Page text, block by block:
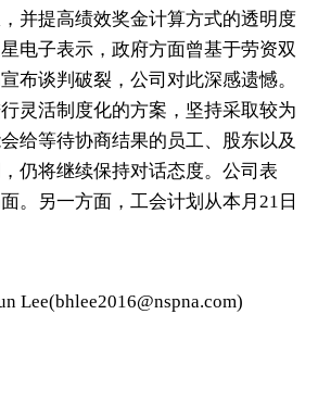
并提高绩效奖金计算方式的透明度
电子表示，政府方面曾基于劳资双
布谈判破裂，公司对此深感遗憾。
灵活制度化的方案，坚持采取较为
给等待协商结果的员工、股东以及
仍将继续保持对话态度。公司表
。另一方面，工会计划从本月21日
Lee(bhlee2016@nspna.com)